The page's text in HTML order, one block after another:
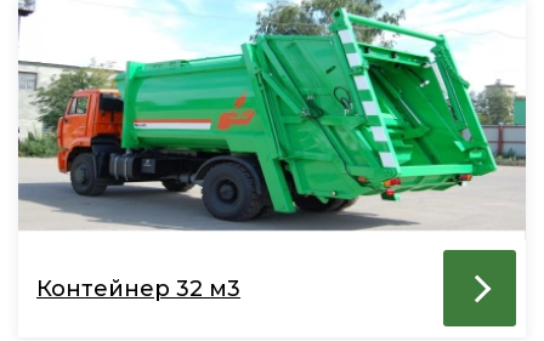
Контейнер 32 м3